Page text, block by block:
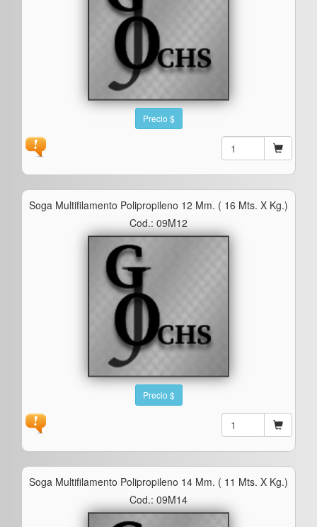
Precio $
Soga Multifilamento Polipropileno 12 Mm. ( 16 Mts. X Kg.)
Cod.: 09M12
Precio $
Soga Multifilamento Polipropileno 14 Mm. ( 11 Mts. X Kg.)
Cod.: 09M14